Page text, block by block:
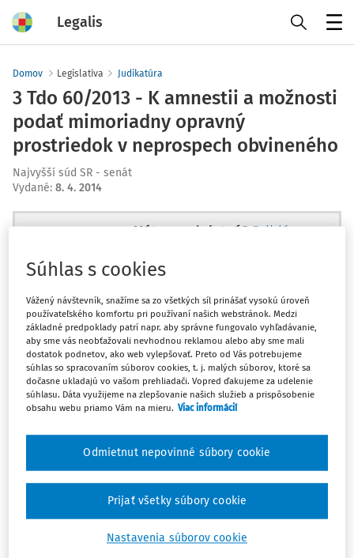
Legalis
Domov Legislatíva Judikatúra
3 Tdo 60/2013 - K amnestii a možnosti
podať mimoriadny opravný
prostriedok v neprospech obvineného
Najvyšší súd SR - senát
Vydané: 8. 4. 2014
Máte predplatné? Prihláste sa
Ups, zatiaľ ste si prečítali len
začiatok...
Celý odborný obsah z tejto oblasti je
dostupný predplatiteľom portálu.
Odomknite si prístup k odbornému
obsahu a získajte prístup na 10 dní
zdarma, stačí sa len zaregistrovať.
Vďaka registrácii získate prístup aj k
Súhlas s cookies
Vážený návštevník, snažíme sa zo všetkých síl prinášať vysokú úroveň
používateľského komfortu pri používaní našich webstránok. Medzi
základné predpoklady patrí napr. aby správne fungovalo vyhľadávanie,
aby sme vás neobťažovali nevhodnou reklamou alebo aby sme mali
dostatok podnetov, ako web vylepšovať. Preto od Vás potrebujeme
súhlas so spracovaním súborov cookies, t. j. malých súborov, ktoré sa
dočasne ukladajú vo vašom prehliadači. Vopred ďakujeme za udelenie
súhlasu. Dáta využijeme na zlepšovanie našich služieb a prispôsobenie
obsahu webu priamo Vám na mieru. Viac informácií
Nastavenia súborov cookie
Odmietnut nepovinné súbory cookie
Prijať všetky súbory cookie